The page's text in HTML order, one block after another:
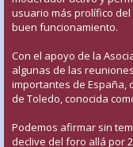
usuario más prolífico
buen funcionamiento.
Con el apoyo de la
algunas de las
importantes de España,
de Toledo, conocida
Podemos afirmar sin
declive del foro allá por